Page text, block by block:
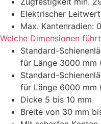
Elektrischer
Max. Kantenradien:
Welche Dimensionen
Standard-
für Länge 3000 mm
Standard-
für Länge 6000 mm
Dicke 5 bis 10 mm
Breite von 30 mm